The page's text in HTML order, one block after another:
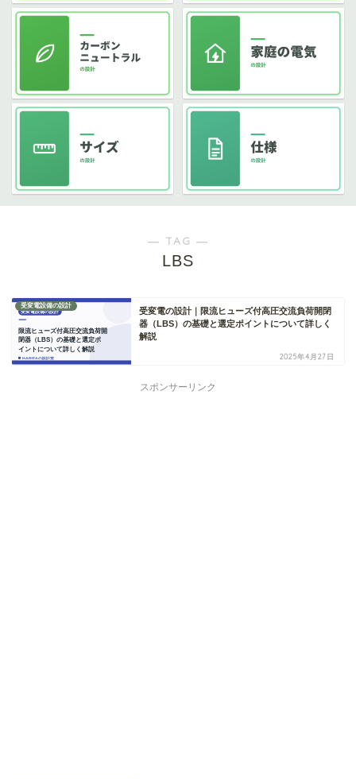
― TAG ―
LBS
受変電設備の設計
受変電の設計｜限流ヒューズ付高圧交流負荷開閉
器（LBS）の基礎と選定ポイントについて詳しく
解説
2025年4月27日
スポンサーリンク